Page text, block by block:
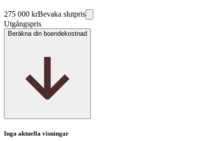
275 000 krBevaka slutpris
Utgångspris
Beräkna din boendekostnad
Inga aktuella visningar